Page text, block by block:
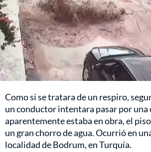
Como si se tratara de un respiro,
un conductor intentara pasar por una
aparentemente estaba en obra, el
un gran chorro de agua. Ocurrió en
localidad de Bodrum, en Turquía.